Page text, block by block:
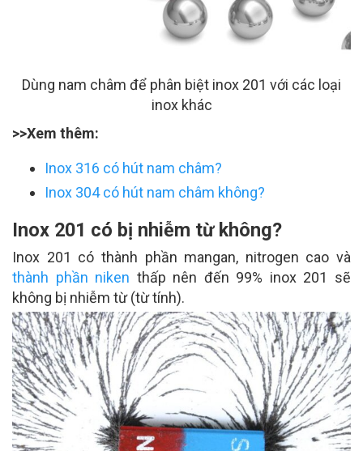
Dùng nam châm để phân biệt inox 201 với các loại
inox khác
>>Xem thêm:
Inox 316 có hút nam châm?
Inox 304 có hút nam châm không?
Inox 201 có bị nhiễm từ không?
Inox 201 có thành phần mangan, nitrogen cao và
thành phần niken thấp nên đến 99% inox 201 sẽ
không bị nhiễm từ (từ tính).